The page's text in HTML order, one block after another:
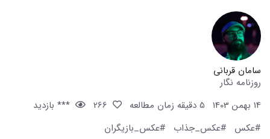
سامان قربانی
روزنامه نگار
14 بهمن 1403
5 دقیقه زمان مطالعه
*** بازدید
#عکس
#عکس_جذاب #عکس_بازیگران